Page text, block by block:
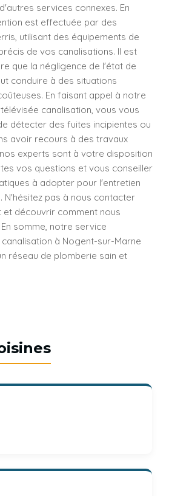
services connexes. En
est effectuée par des
utilisant des équipements de
de vos canalisations. Il est
que la négligence de l'état de
conduire à des situations
En faisant appel à notre
canalisation, vous vous
détecter des fuites incipientes ou
avoir recours à des travaux
experts sont à votre disposition
vos questions et vous conseiller
à adopter pour l'entretien
N'hésitez pas à nous contacter
et découvrir comment nous
somme, notre service
à Nogent-sur-Marne
réseau de plomberie sain et